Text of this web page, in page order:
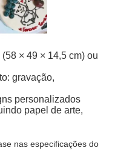
× 49 × 14,5 cm) ou
gravação,
personalizados
papel de arte,
nas especificações do